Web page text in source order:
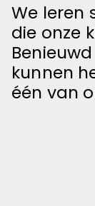
We leren
die onze
kunnen
één van